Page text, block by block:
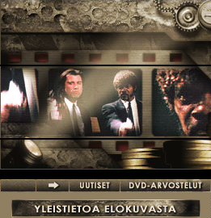
Hyppää pääsisältöön